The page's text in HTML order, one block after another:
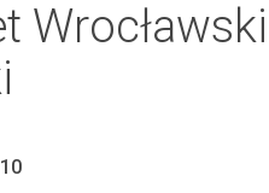
10